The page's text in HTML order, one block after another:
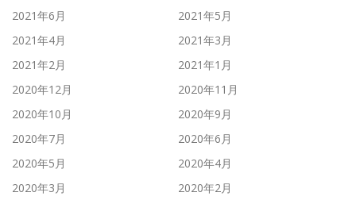
2021年6月
2021年5月
2021年4月
2021年3月
2021年2月
2021年1月
2020年12月
2020年11月
2020年10月
2020年9月
2020年7月
2020年6月
2020年5月
2020年4月
2020年3月
2020年2月